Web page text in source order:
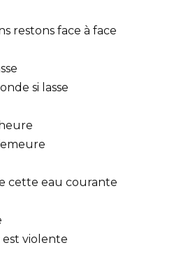
restons face à face
si lasse
cette eau courante
est violente